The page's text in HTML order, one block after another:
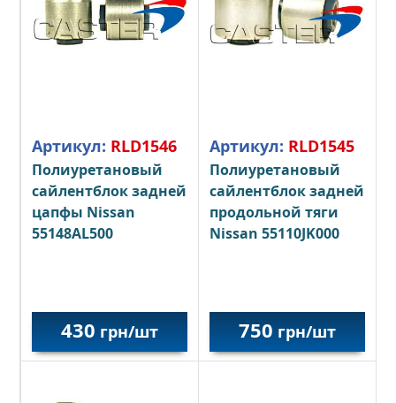
Артикул: RLD1546
Полиуретановый
сайлентблок задней
цапфы Nissan
55148AL500
430 грн/шт
Артикул: RLD1545
Полиуретановый
сайлентблок задней
продольной тяги
Nissan 55110JK000
750 грн/шт